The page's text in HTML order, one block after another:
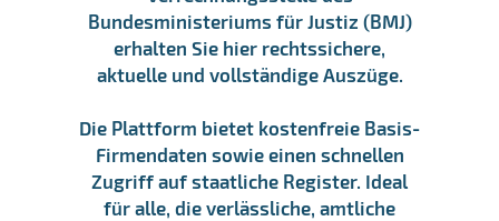
Bundesministeriums für Justiz (BMJ)
erhalten Sie hier rechtssichere,
aktuelle und vollständige Auszüge.
Die Plattform bietet kostenfreie Basis-
Firmendaten sowie einen schnellen
Zugriff auf staatliche Register. Ideal
für alle, die verlässliche, amtliche